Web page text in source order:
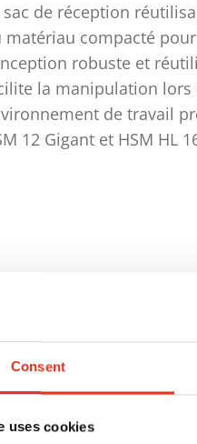
Consent
uses cookies
sac de réception
matériau compacté pour
robuste et
la manipulation lors
de travail
12 Gigant et HSM HL